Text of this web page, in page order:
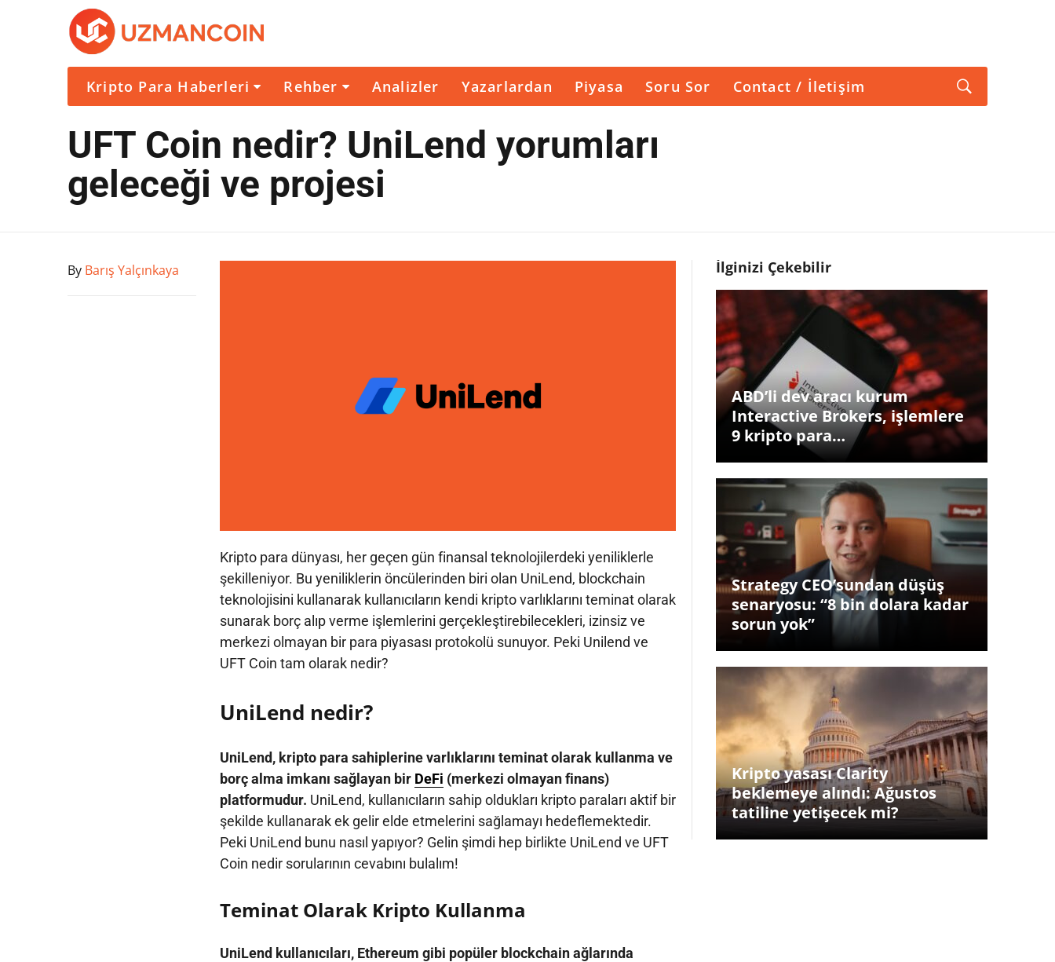
Kripto Para Haberleri Rehber Analizler Yazarlardan Piyasa Soru Sor Contact / İletişim
UFT Coin nedir? UniLend yorumları
geleceği ve projesi
By Barış Yalçınkaya
Kripto para dünyası, her geçen gün finansal teknolojilerdeki yeniliklerle
şekilleniyor. Bu yeniliklerin öncülerinden biri olan UniLend, blockchain
teknolojisini kullanarak kullanıcıların kendi kripto varlıklarını teminat olarak
sunarak borç alıp verme işlemlerini gerçekleştirebilecekleri, izinsiz ve
merkezi olmayan bir para piyasası protokolü sunuyor. Peki Unilend ve
UFT Coin tam olarak nedir?
UniLend nedir?
UniLend, kripto para sahiplerine varlıklarını teminat olarak kullanma ve
borç alma imkanı sağlayan bir DeFi (merkezi olmayan finans)
platformudur. UniLend, kullanıcıların sahip oldukları kripto paraları aktif bir
şekilde kullanarak ek gelir elde etmelerini sağlamayı hedeflemektedir.
Peki UniLend bunu nasıl yapıyor? Gelin şimdi hep birlikte UniLend ve UFT
Coin nedir sorularının cevabını bulalım!
Teminat Olarak Kripto Kullanma
UniLend kullanıcıları, Ethereum gibi popüler blockchain ağlarında
İlginizi Çekebilir
ABD’li dev aracı kurum
Interactive Brokers, işlemlere
9 kripto para…
Strategy CEO’sundan düşüş
senaryosu: “8 bin dolara kadar
sorun yok”
Kripto yasası Clarity
beklemeye alındı: Ağustos
tatiline yetişecek mi?